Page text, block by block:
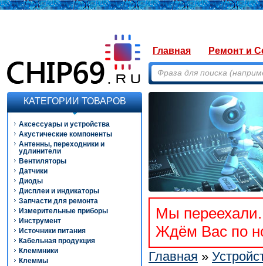
Главная Ремонт и
КАТЕГОРИИ ТОВАРОВ
Аксессуары и устройства
Акустические компоненты
Антенны, переходники и
удлинители
Вентиляторы
Датчики
Диоды
Дисплеи и индикаторы
Запчасти для ремонта
Измерительные приборы
Инструмент
Источники питания
Кабельная продукция
Клеммники
Клеммы
Мы
Ждём Вас по
Главная »